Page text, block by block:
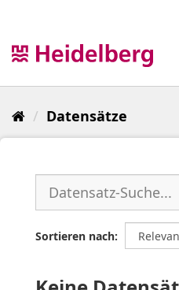
Datensätze
Sortieren nach